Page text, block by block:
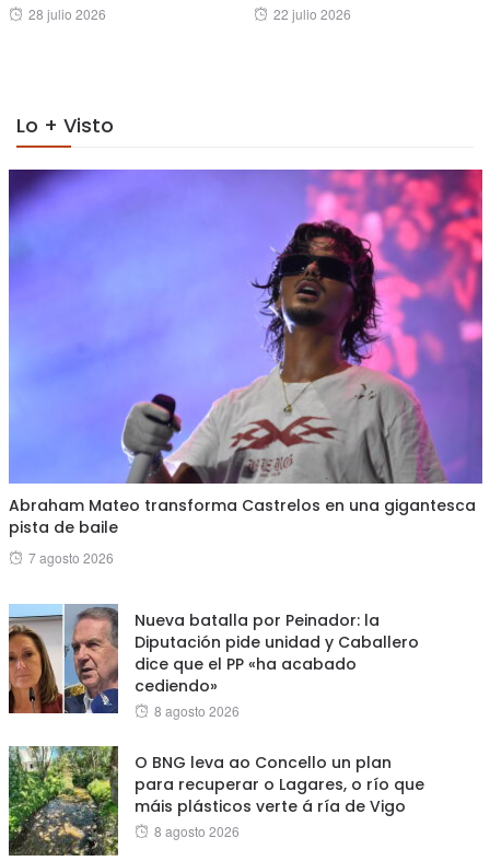
Posted
28 julio 2026
Posted
22 julio 2026
Lo + Visto
Abraham Mateo transforma Castrelos en una gigantesca
pista de baile
Posted
7 agosto 2026
Nueva batalla por Peinador: la
Diputación pide unidad y Caballero
dice que el PP «ha acabado
cediendo»
Posted
8 agosto 2026
O BNG leva ao Concello un plan
para recuperar o Lagares, o río que
máis plásticos verte á ría de Vigo
Posted
8 agosto 2026